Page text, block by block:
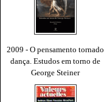
2009 - O pensamento tornado
dança. Estudos em torno de
George Steiner